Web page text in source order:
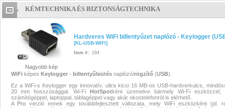
Hardveres WiFi billentyűzet
- Keylogger (USB) Hardveres
billentyűzet naplózó - Keylogger
(USB)Hardveres WiFi
naplózó - Keylogger (USB)
KÉMTECHNIKA ÉS BIZTONSÁGTECHNIKA
Nagyobb kép
Hardveres WiFi billentyűzet naplózó - Keylogger
[KL-USB-WIFI]
Item #: 294
WiFiképes Keylogger- billentyűleütésnaplózó/rögzítő(USB).
Ez a WiFi-s Keylogger egy innovatív, ultra kicsi 16 MB-os USB-hardverkulcs,
20 mm hosszúsággal. Wi-FiHotSpotként üzemelve bármely Wi-Fi eszközzel,
számítógéppel, laptoppal, táblagéppel vagy akár okostelefonról is elérhető.
A Pro verzió ennek egy továbbfejlesztett változata, mely WiFi eszközként (pl.